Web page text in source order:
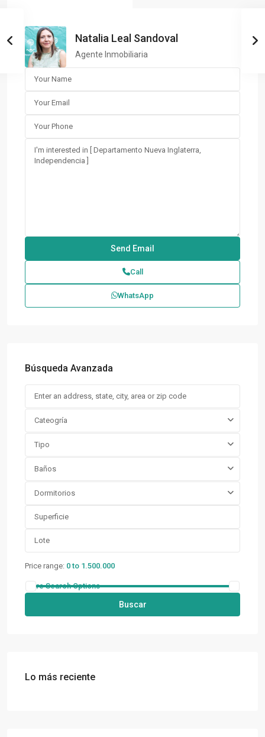
Natalia Leal Sandoval
Agente Inmobiliaria
Call
WhatsApp
Búsqueda Avanzada
Cateogría
Tipo
Baños
Dormitorios
Price range: 0 to 1.500.000
More Search Options
Buscar
Lo más reciente